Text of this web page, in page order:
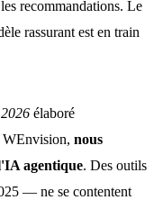
recommandations. Le
rassurant est en train
élaboré
WEnvision, nous
agentique. Des outils
— ne se contentent